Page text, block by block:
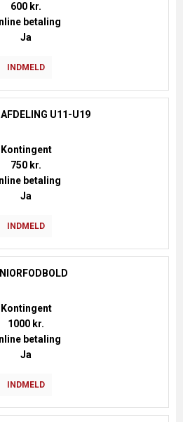
600 kr.
betaling
Ja
INDMELD
U11-U19
Kontingent
750 kr.
betaling
Ja
INDMELD
Kontingent
1000 kr.
betaling
Ja
INDMELD